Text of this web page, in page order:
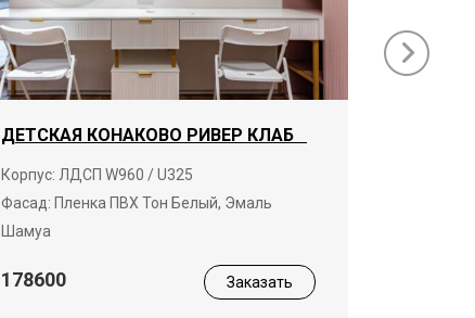
ДЕТСКАЯ КОНАКОВО РИВЕР КЛАБ
Корпус: ЛДСП W960 / U325
Фасад: Пленка ПВХ Тон Белый, Эмаль
Шамуа
178600 Заказать